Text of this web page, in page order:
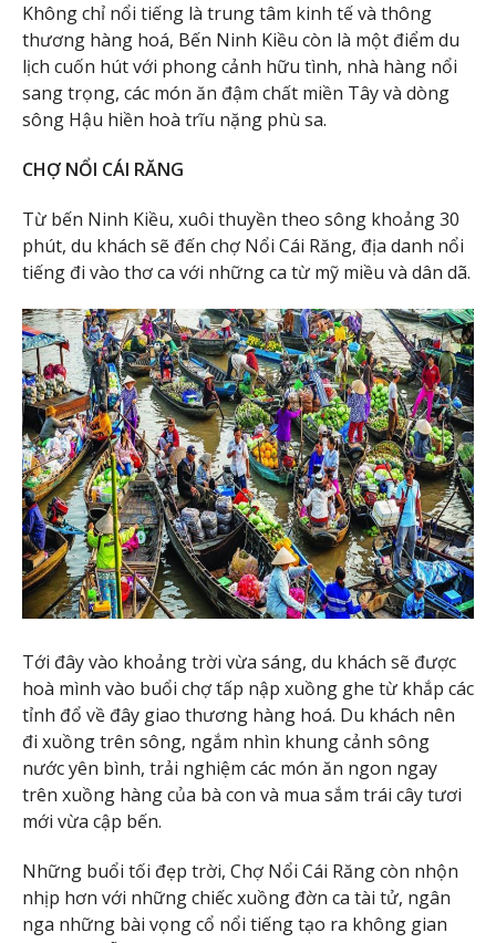
Không chỉ nổi tiếng là trung tâm kinh tế và thông
thương hàng hoá, Bến Ninh Kiều còn là một điểm du
lịch cuốn hút với phong cảnh hữu tình, nhà hàng nổi
sang trọng, các món ăn đậm chất miền Tây và dòng
sông Hậu hiền hoà trĩu nặng phù sa.
CHỢ NỔI CÁI RĂNG
Từ bến Ninh Kiều, xuôi thuyền theo sông khoảng 30
phút, du khách sẽ đến chợ Nổi Cái Răng, địa danh nổi
tiếng đi vào thơ ca với những ca từ mỹ miều và dân dã.
Tới đây vào khoảng trời vừa sáng, du khách sẽ được
hoà mình vào buổi chợ tấp nập xuồng ghe từ khắp các
tỉnh đổ về đây giao thương hàng hoá. Du khách nên
đi xuồng trên sông, ngắm nhìn khung cảnh sông
nước yên bình, trải nghiệm các món ăn ngon ngay
trên xuồng hàng của bà con và mua sắm trái cây tươi
mới vừa cập bến.
Những buổi tối đẹp trời, Chợ Nổi Cái Răng còn nhộn
nhịp hơn với những chiếc xuồng đờn ca tài tử, ngân
nga những bài vọng cổ nổi tiếng tạo ra không gian